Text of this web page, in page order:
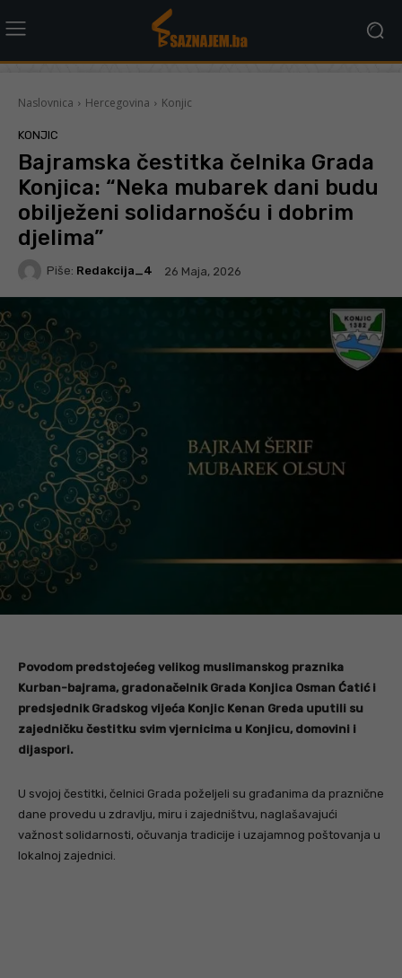
Naslovnica Hercegovina Konjic
KONJIC
Bajramska čestitka čelnika Grada
Konjica: “Neka mubarek dani budu
obilježeni solidarnošću i dobrim
djelima”
Piše: Redakcija_4 26 Maja, 2026
Povodom predstojećeg velikog muslimanskog praznika
Kurban-bajrama, gradonačelnik Grada Konjica Osman Ćatić i
predsjednik Gradskog vijeća Konjic Kenan Greda uputili su
zajedničku čestitku svim vjernicima u Konjicu, domovini i
dijaspori.
U svojoj čestitki, čelnici Grada poželjeli su građanima da praznične
dane provedu u zdravlju, miru i zajedništvu, naglašavajući
važnost solidarnosti, očuvanja tradicije i uzajamnog poštovanja u
lokalnoj zajednici.